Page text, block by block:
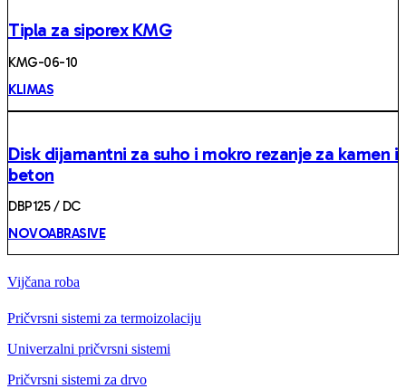
Tipla za siporex KMG
KMG-06-10
KLIMAS
Disk dijamantni za suho i mokro rezanje za kamen i
beton
DBP125 / DC
NOVOABRASIVE
Vijčana roba
Pričvrsni sistemi za termoizolaciju
Univerzalni pričvrsni sistemi
Pričvrsni sistemi za drvo